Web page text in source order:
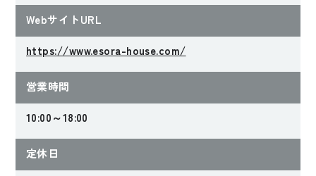
WebサイトURL
https://www.esora-house.com/
営業時間
10:00～18:00
定休日